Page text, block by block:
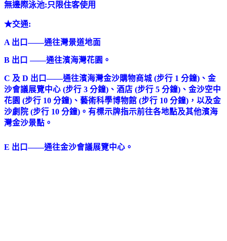
無邊際泳池:只限住客使用
★交通:
A 出口——通往灣景道地面
B 出口 ——通往濱海灣花園。
C 及 D 出口——通往濱海灣金沙購物商城 (步行 1 分鐘)、金
沙會議展覽中心 (步行 3 分鐘)、酒店 (步行 5 分鐘)、金沙空中
花園 (步行 10 分鐘)、藝術科學博物館 (步行 10 分鐘)，以及金
沙劇院 (步行 10 分鐘)。有標示牌指示前往各地點及其他濱海
灣金沙景點。
E 出口——通往金沙會議展覽中心。